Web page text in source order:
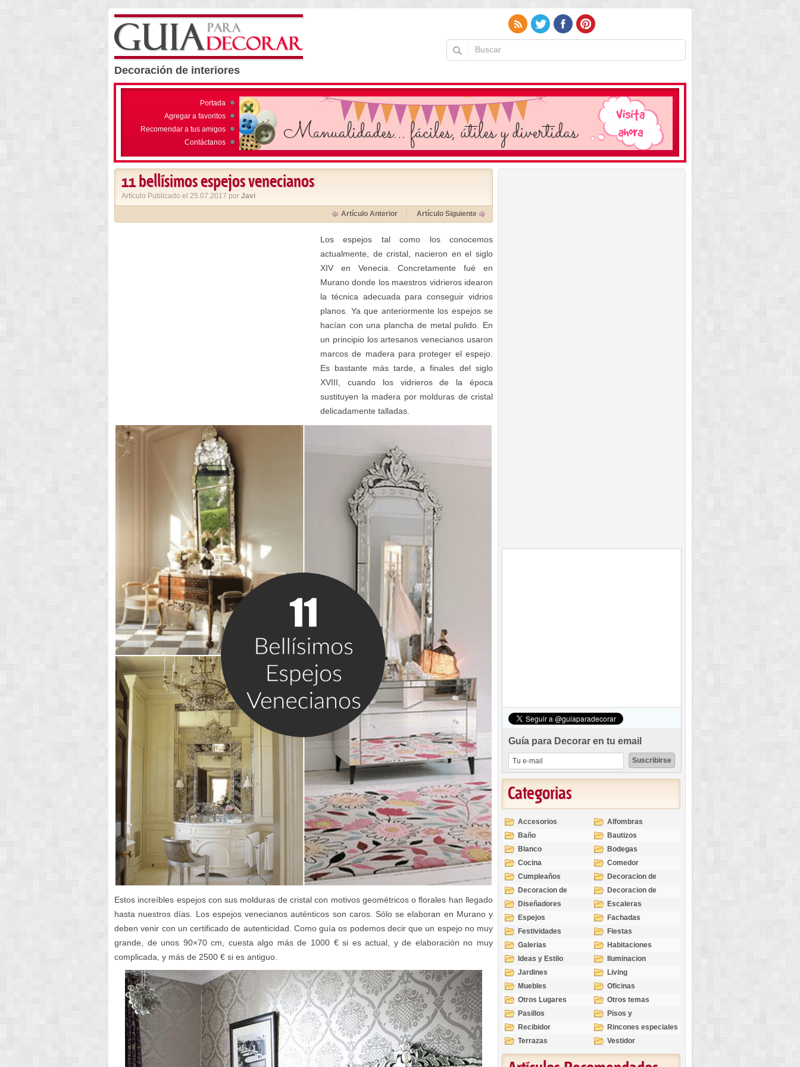
Decoración de interiores
Portada
Agregar a favoritos
Recomendar a tus amigos
Contáctanos
11 bellísimos espejos venecianos
Artículo Publicado el 25.07.2017 por Javi
Artículo Anterior Artículo Siguiente
Los espejos tal como los conocemos
actualmente, de cristal, nacieron en el siglo
XIV en Venecia. Concretamente fué en
Murano donde los maestros vidrieros idearon
la técnica adecuada para conseguir vidrios
planos. Ya que anteriormente los espejos se
hacían con una plancha de metal pulido. En
un principio los artesanos venecianos usaron
marcos de madera para proteger el espejo.
Es bastante más tarde, a finales del siglo
XVIII, cuando los vidrieros de la época
sustituyen la madera por molduras de cristal
delicadamente talladas.
Estos increíbles espejos con sus molduras de cristal con motivos geométricos o florales han llegado
hasta nuestros días. Los espejos venecianos auténticos son caros. Sólo se elaboran en Murano y
deben venir con un certificado de autenticidad. Como guía os podemos decir que un espejo no muy
grande, de unos 90×70 cm, cuesta algo más de 1000 € si es actual, y de elaboración no muy
complicada, y más de 2500 € si es antiguo.
Guía para Decorar en tu email
Categorias
Accesorios
Alfombras
Baño
Bautizos
Blanco
Bodegas
Cocina
Comedor
Cumpleaños
Decoracion de
Exteriores
Decoracion de
Interiores
Decoracion de
Ocasiones
Diseñadores
Escaleras
Espejos
Fachadas
Festividades
Fiestas
Galerias
Habitaciones
Ideas y Estilo
Iluminacion
Jardines
Living
Muebles
Oficinas
Otros Lugares
Otros temas
Pasillos
Pisos y
revestimientos
Recibidor
Rincones especiales
Terrazas
Vestidor